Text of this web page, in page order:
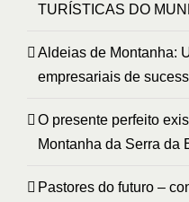
TURÍSTICAS DO
Aldeias de Montanha:
empresariais de
O presente perfeito
Montanha da Serra da
Pastores do futuro –